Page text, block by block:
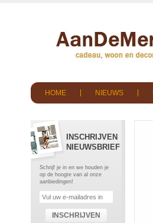
HOME NIEUWS
INSCHRIJVEN
NIEUWSBRIEF
Schrijf je in en we houden je
op de hoogte van al onze
aanbiedingen!
INSCHRIJVEN